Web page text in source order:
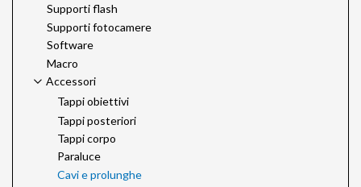
Supporti flash
Supporti fotocamere
Software
Macro
Accessori
Tappi obiettivi
Tappi posteriori
Tappi corpo
Paraluce
Cavi e prolunghe